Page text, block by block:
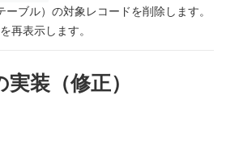
ーブル）の対象レコードを削除します。
再表示します。
実装（修正）